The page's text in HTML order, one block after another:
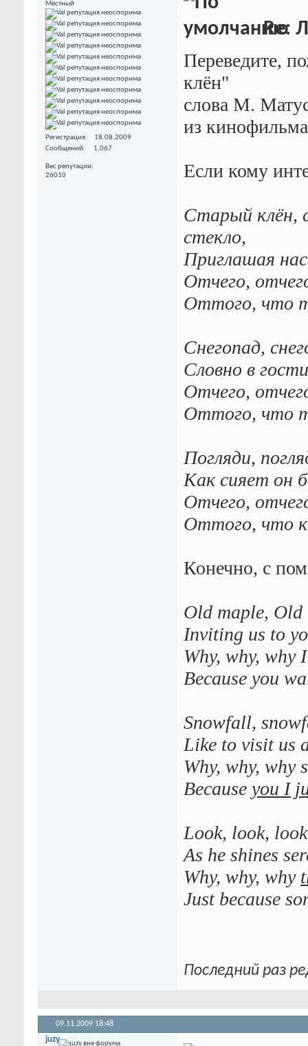
Местный
Регистрация
18.08.2009
Сообщений
1,067
Вес репутации
26010
Re:
Переведите,
клён"
слова М.
из
Если кому
Старый клён,
стекло,
Приглашая нас
Отчего,
Оттого, что
Снегопад,
Словно в
Отчего,
Оттого, что
Погляди,
Как сияет он
Отчего,
Оттого, что
Конечно, с
Old maple, Old
Inviting us to
Why, why, why
Because you
Snowfall,
Like to visit us
Why, why, why
Because you I
Look, look,
As he shines
Why, why, why
Just because
Последний раз
09.11.2009 18:48
juzy